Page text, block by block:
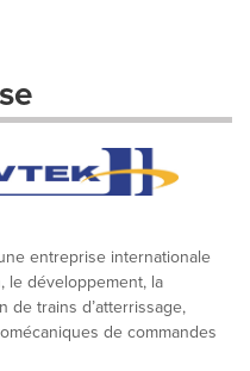
entreprise internationale
le développement, la
de trains d’atterrissage,
de commandes